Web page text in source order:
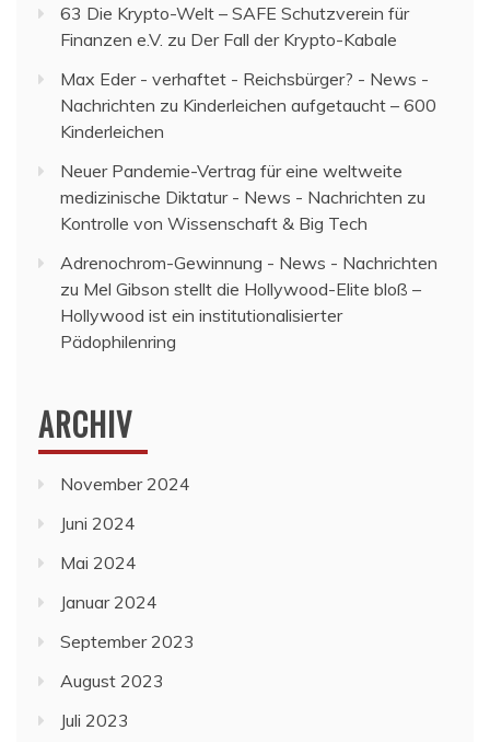
63 Die Krypto-Welt – SAFE Schutzverein für
Finanzen e.V. zu Der Fall der Krypto-Kabale
Max Eder - verhaftet - Reichsbürger? - News -
Nachrichten zu Kinderleichen aufgetaucht – 600
Kinderleichen
Neuer Pandemie-Vertrag für eine weltweite
medizinische Diktatur - News - Nachrichten zu
Kontrolle von Wissenschaft & Big Tech
Adrenochrom-Gewinnung - News - Nachrichten
zu Mel Gibson stellt die Hollywood-Elite bloß –
Hollywood ist ein institutionalisierter
Pädophilenring
ARCHIV
November 2024
Juni 2024
Mai 2024
Januar 2024
September 2023
August 2023
Juli 2023